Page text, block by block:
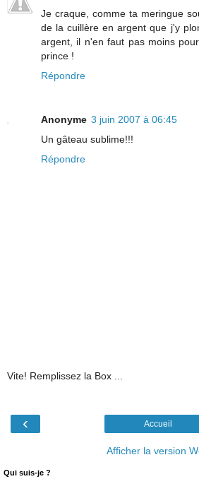
Je craque, comme ta meringue
de la cuillère en argent que j'y
argent, il n'en faut pas moins
prince !
Répondre
Anonyme 3 juin 2007 à 06:45
Un gâteau sublime!!!
Répondre
Vite! Remplissez la Box ...
‹ Accueil
Afficher la version
Qui suis-je ?